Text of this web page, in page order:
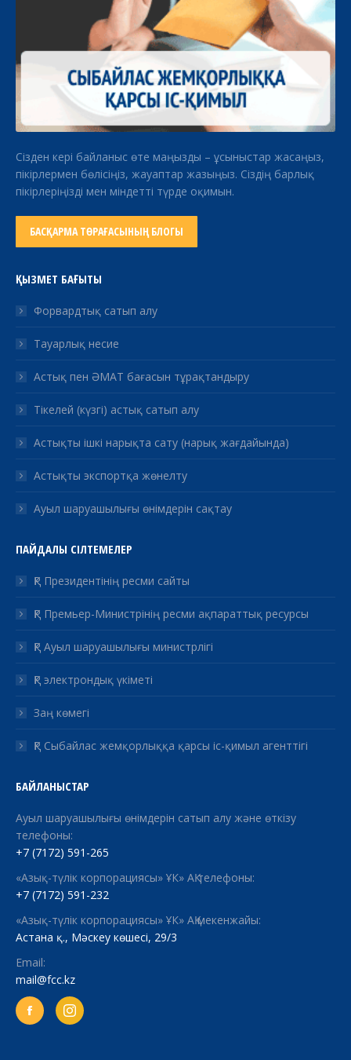
Сізден кері байланыс өте маңызды – ұсыныстар жасаңыз,
пікірлермен бөлісіңіз, жауаптар жазыңыз. Сіздің барлық
пікірлеріңізді мен міндетті түрде оқимын.
БАСҚАРМА ТӨРАҒАСЫНЫҢ БЛОГЫ
ҚЫЗМЕТ БАҒЫТЫ
Форвардтық сатып алу
Тауарлық несие
Астық пен ӘМАТ бағасын тұрақтандыру
Тікелей (күзгі) астық сатып алу
Астықты ішкі нарықта сату (нарық жағдайында)
Астықты экспортқа жөнелту
Ауыл шаруашылығы өнімдерін сақтау
ПАЙДАЛЫ СІЛТЕМЕЛЕР
ҚР Президентінің ресми сайты
ҚР Премьер-Министрінің ресми ақпараттық ресурсы
ҚР Ауыл шаруашылығы министрлігі
ҚР электрондық үкіметі
Заң көмегі
ҚР Сыбайлас жемқорлыққа қарсы іс-қимыл агенттігі
БАЙЛАНЫСТАР
Ауыл шаруашылығы өнімдерін сатып алу және өткізу
телефоны:
+7 (7172) 591-265
«Азық-түлік корпорациясы» ҰК» АҚ телефоны:
+7 (7172) 591-232
«Азық-түлік корпорациясы» ҰК» АҚ мекенжайы:
Астана қ., Мәскеу көшесі, 29/3
Email:
mail@fcc.kz
Facebook